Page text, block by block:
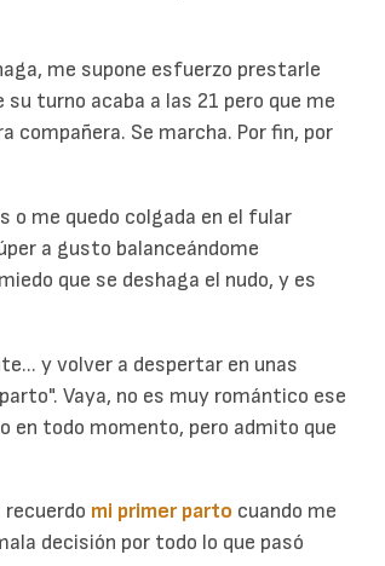
me supone esfuerzo prestarle
turno acaba a las 21 pero que me
compañera. Se marcha. Por fin, por
o me quedo colgada en el fular
a gusto balanceándome
que se deshaga el nudo, y es
y volver a despertar en unas
Vaya, no es muy romántico ese
en todo momento, pero admito que
recuerdo mi primer parto cuando me
decisión por todo lo que pasó